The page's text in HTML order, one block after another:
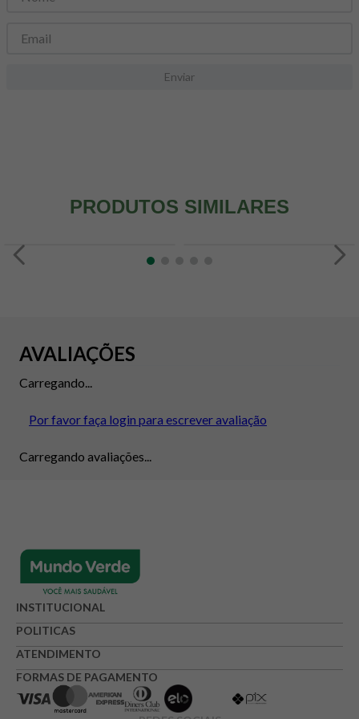
Enviar
PRODUTOS SIMILARES
AVALIAÇÕES
Carregando...
Por favor faça login para escrever avaliação
Carregando avaliações...
INSTITUCIONAL
POLITICAS
ATENDIMENTO
FORMAS DE PAGAMENTO
8º snack proteico mundo verde
9 psyllium